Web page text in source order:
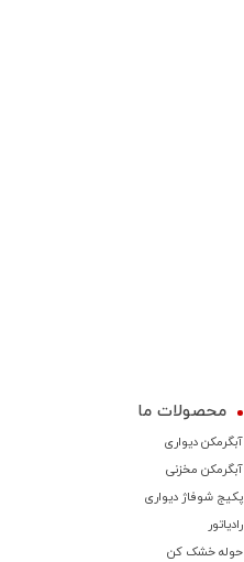
محصولات ما
آبگرمکن دیواری
آبگرمکن مخزنی
پکیج شوفاژ دیواری
رادیاتور
حوله خشک کن